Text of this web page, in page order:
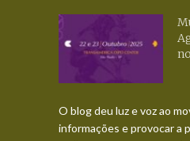
O blog deu luz e voz ao
informações e provocar a